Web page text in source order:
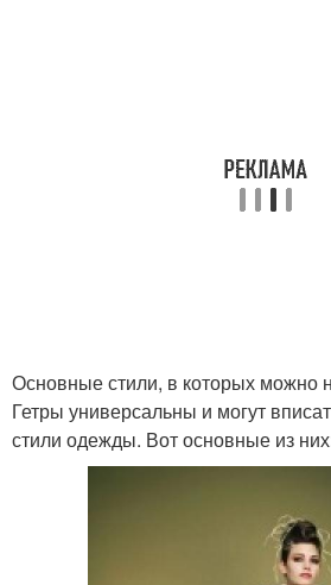
Основные стили, в которых можно
Гетры универсальны и могут
стили одежды. Вот основные из